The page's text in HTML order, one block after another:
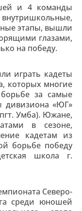
и 4 команды
этапы, вышли
глазами,
на победу.
играть кадеты
которых многие
за самые
дивизиона «ЮГ»
Умба). Южане,
в сезоне,
кадетам из
борьбе победу
школа г.
Северо-
среди юношей